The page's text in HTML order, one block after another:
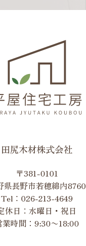
田尻木材株式会社
〒381-0101
県長野市若穂綿内8760
Tel： 026-213-4649
休日：水曜日・祝日
業時間：9:30〜18:00